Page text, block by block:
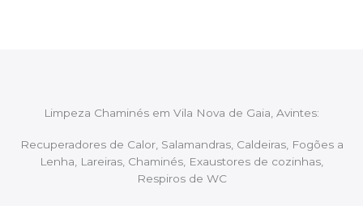
Limpeza Chaminés em Vila Nova de Gaia, Avintes:
Recuperadores de Calor, Salamandras, Caldeiras, Fogões a
Lenha, Lareiras, Chaminés, Exaustores de cozinhas,
Respiros de WC